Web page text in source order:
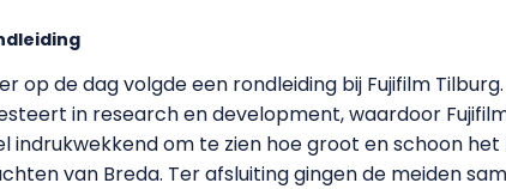
op de dag volgde een rondleiding bij Fujifilm
in research en development, waardoor
indrukwekkend om te zien hoe groot en schoon
van Breda. Ter afsluiting gingen de meiden